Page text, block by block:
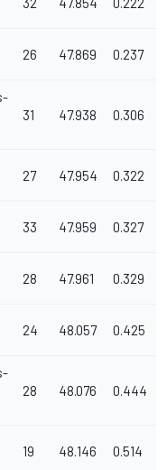
26 47.869 0.237
31 47.938 0.306
27 47.954 0.322
33 47.959 0.327
28 47.961 0.329
24 48.057 0.425
28 48.076 0.444
19 48.146 0.514